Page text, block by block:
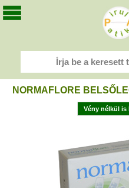
NORMAFLORE
Vény nélkül is